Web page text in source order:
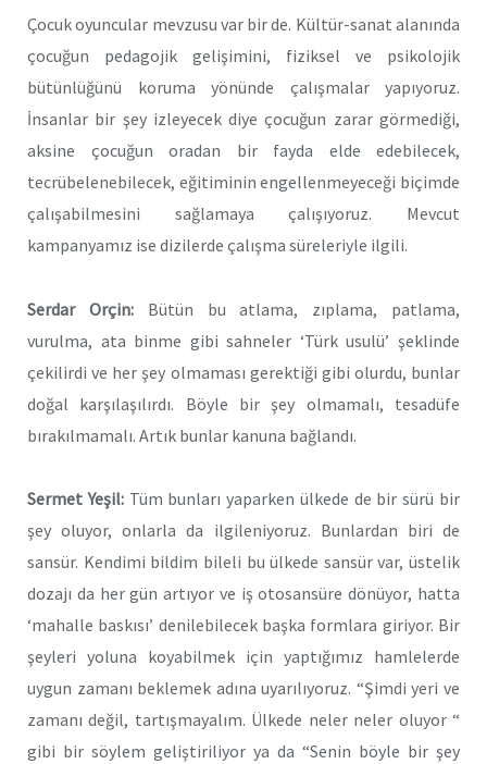
Çocuk oyuncular mevzusu var bir de. Kültür-sanat alanında
çocuğun pedagojik gelişimini, fiziksel ve psikolojik
bütünlüğünü koruma yönünde çalışmalar yapıyoruz.
İnsanlar bir şey izleyecek diye çocuğun zarar görmediği,
aksine çocuğun oradan bir fayda elde edebilecek,
tecrübelenebilecek, eğitiminin engellenmeyeceği biçimde
çalışabilmesini sağlamaya çalışıyoruz. Mevcut
kampanyamız ise dizilerde çalışma süreleriyle ilgili.
Serdar Orçin:Bütün bu atlama, zıplama, patlama,
vurulma, ata binme gibi sahneler ‘Türk usulü’ şeklinde
çekilirdi ve her şey olmaması gerektiği gibi olurdu, bunlar
doğal karşılaşılırdı. Böyle bir şey olmamalı, tesadüfe
bırakılmamalı. Artık bunlar kanuna bağlandı.
Sermet Yeşil:Tüm bunları yaparken ülkede de bir sürü bir
şey oluyor, onlarla da ilgileniyoruz. Bunlardan biri de
sansür. Kendimi bildim bileli bu ülkede sansür var, üstelik
dozajı da her gün artıyor ve iş otosansüre dönüyor, hatta
‘mahalle baskısı’ denilebilecek başka formlara giriyor. Bir
şeyleri yoluna koyabilmek için yaptığımız hamlelerde
uygun zamanı beklemek adına uyarılıyoruz. “Şimdi yeri ve
zamanı değil, tartışmayalım. Ülkede neler neler oluyor “
gibi bir söylem geliştiriliyor ya da “Senin böyle bir şey